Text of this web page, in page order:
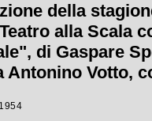
della
alla Scala
di Gaspare
Antonino Votto,